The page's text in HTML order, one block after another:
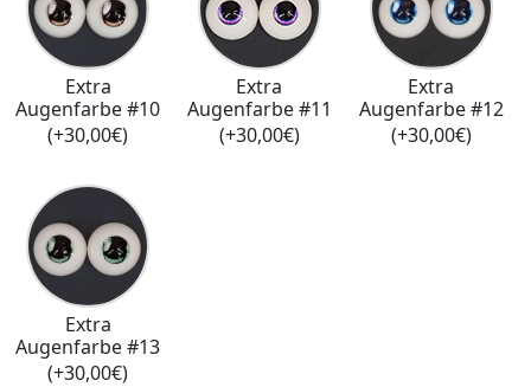
Extra
Augenfarbe #10
(+30,00€)
Extra
Augenfarbe #11
(+30,00€)
Extra
Augenfarbe #12
(+30,00€)
Extra
Augenfarbe #13
(+30,00€)